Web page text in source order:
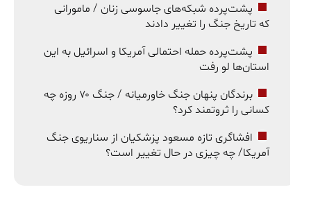
پشت‌پرده شبکه‌های جاسوسی زنان / مامورانی
که تاریخ جنگ را تغییر دادند
پشت‌پرده حمله احتمالی آمریکا و اسرائیل به این
استان‌ها لو رفت
برندگان پنهان جنگ خاورمیانه / جنگ ۷۰ روزه چه
کسانی را ثروتمند کرد؟
افشاگری تازه مسعود پزشکیان از سناریوی جنگ
آمریکا/ چه چیزی در حال تغییر است؟